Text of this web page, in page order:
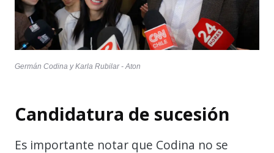
Germán Codina y Karla Rubilar - Aton
Candidatura de sucesión
Es importante notar que Codina no se